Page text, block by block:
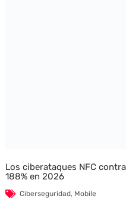
Los ciberataques NFC
188% en 2026
Ciberseguridad, Mobile